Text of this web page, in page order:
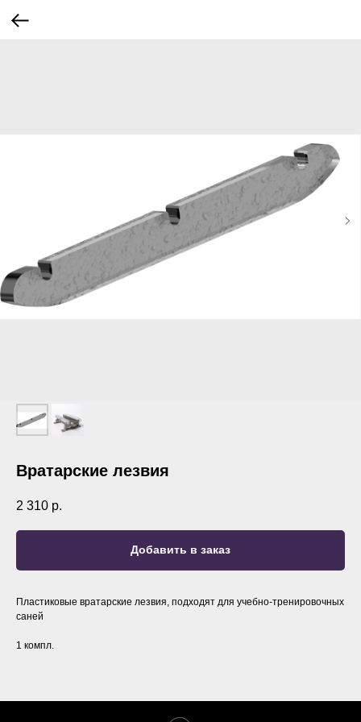
Вратарские лезвия
2 310 р.
Добавить в заказ
Пластиковые вратарские лезвия, подходят для учебно-тренировочных
саней
1 компл.